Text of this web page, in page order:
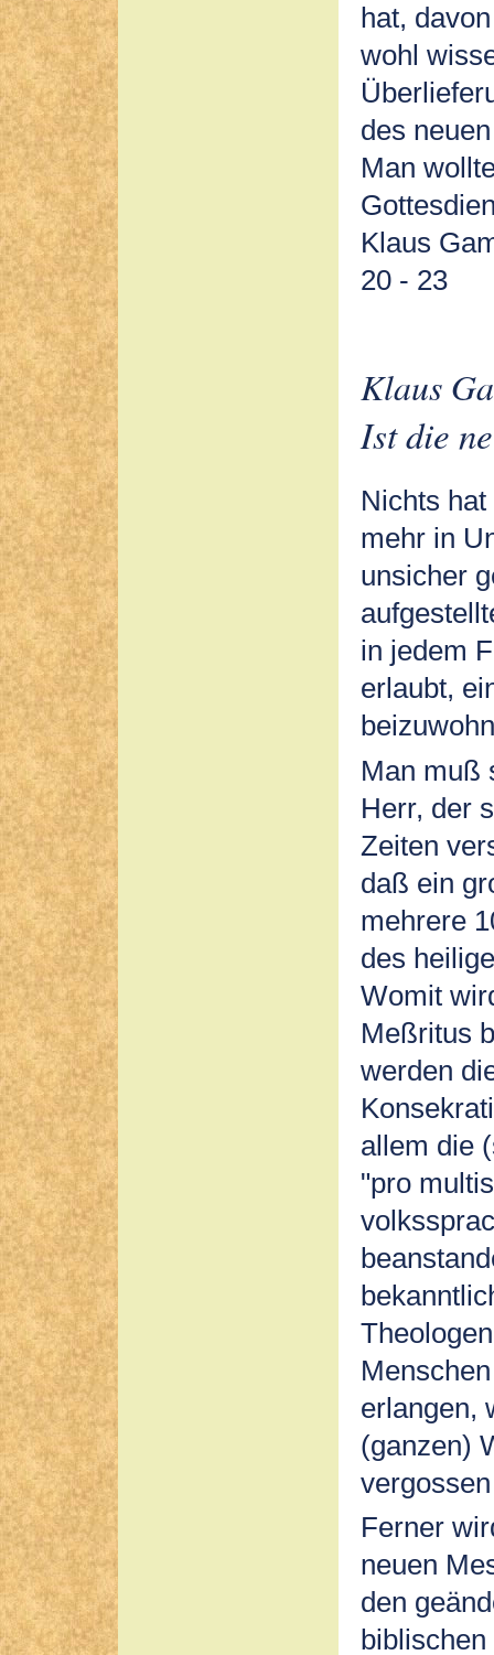
hat,
wohl
des
Man
Klaus
20 - 23
Klaus
Ist die
Nichts
mehr in
unsicher
in jedem
erlaubt,
Man muß
Herr, der
Zeiten
daß ein
mehrere
des
Womit
Meßritus
werden
allem die
"pro
erlangen,
(ganzen)
Ferner
neuen
den